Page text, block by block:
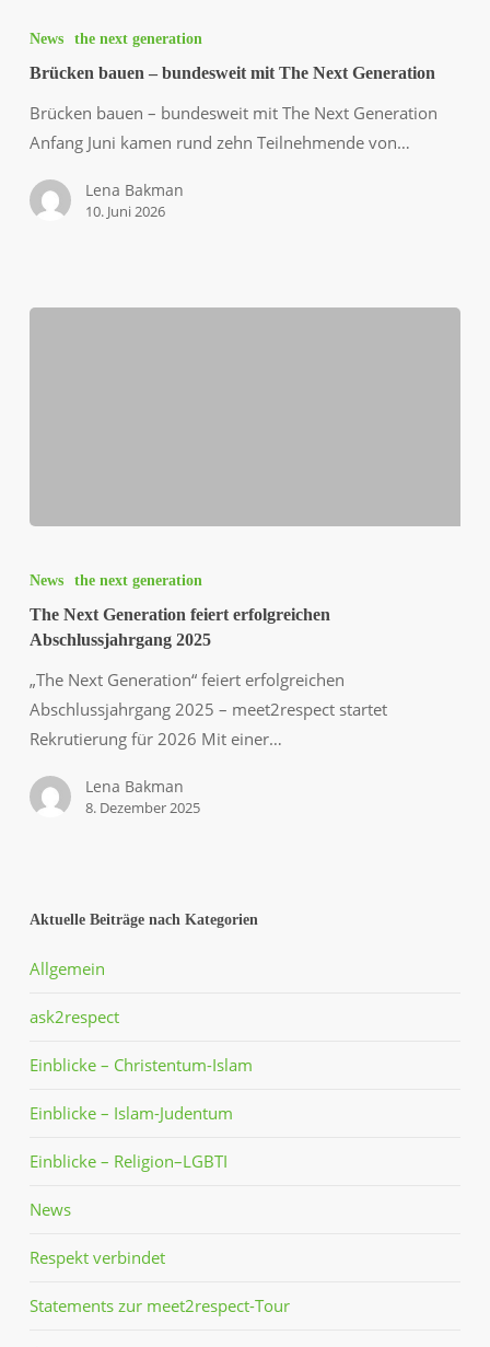
bauen
mit
The
Next
Generation
News the next generation
Brücken bauen – bundesweit mit The Next Generation
Brücken bauen – bundesweit mit The Next Generation
Anfang Juni kamen rund zehn Teilnehmende von…
Lena Bakman
10. Juni 2026
feiert
Abschlussjahrgang
2025
News the next generation
The Next Generation feiert erfolgreichen
Abschlussjahrgang 2025
„The Next Generation“ feiert erfolgreichen
Abschlussjahrgang 2025 – meet2respect startet
Rekrutierung für 2026 Mit einer…
Lena Bakman
8. Dezember 2025
Aktuelle Beiträge nach Kategorien
Allgemein
ask2respect
Einblicke – Christentum-Islam
Einblicke – Islam-Judentum
Einblicke – Religion–LGBTI
News
Respekt verbindet
Statements zur meet2respect-Tour